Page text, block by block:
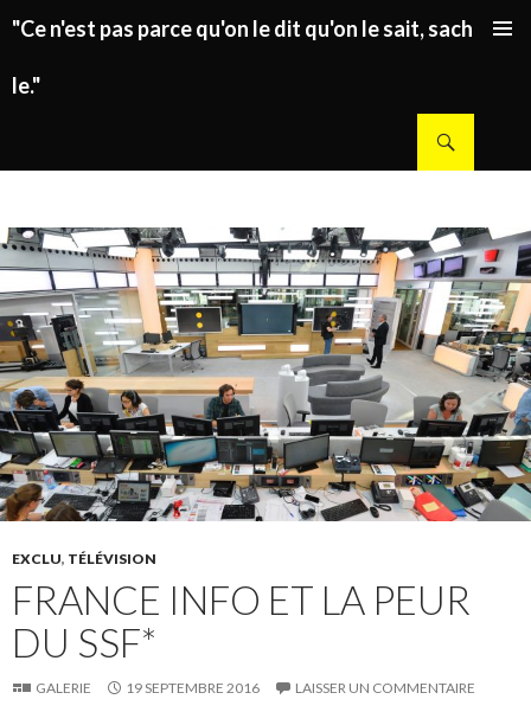
"Ce n'est pas parce qu'on le dit qu'on le sait, sachez
le."
EXCLU, TÉLÉVISION
FRANCE INFO ET LA PEUR
DU SSF*
GALERIE 19 SEPTEMBRE 2016 LAISSER UN COMMENTAIRE